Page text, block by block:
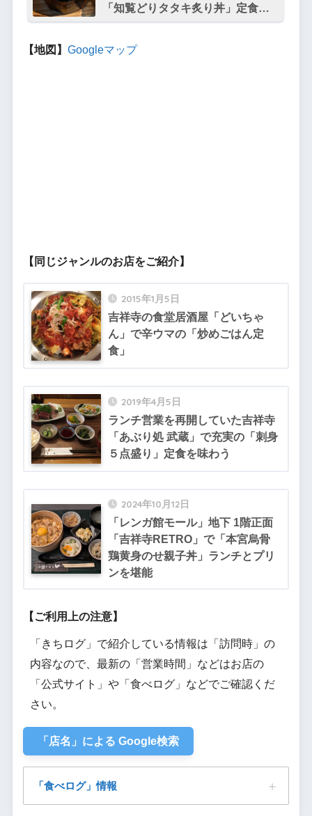
「知覧どりタタキ炙り丼」定食を
堪能
【地図】 Googleマップ
【同じジャンルのお店をご紹介】
2015年1月5日
吉祥寺の食堂居酒屋「どいちゃ
ん」で辛ウマの「炒めごはん定
食」
2019年4月5日
ランチ営業を再開していた吉祥寺
「あぶり処 武蔵」で充実の「刺身
５点盛り」定食を味わう
2024年10月12日
「レンガ館モール」地下 1階正面
「吉祥寺RETRO」で「本宮烏骨
鶏黄身のせ親子丼」ランチとプリ
ンを堪能
【ご利用上の注意】
「きちログ」で紹介している情報は「訪問時」の
内容なので、最新の「営業時間」などはお店の
「公式サイト」や「食べログ」などでご確認くだ
さい。
「店名」による Google検索
「食べログ」情報